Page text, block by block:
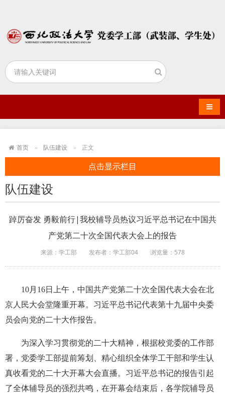
导航
首页 队伍建设 正文
点击显示栏目
队伍建设
踔厉奋发 勇毅前行|我校辅导员热议习近平总书记在中国共
产党第二十次全国代表大会上的报告
来源：学工部 发布者：学工部04 浏览量： 578
10月16日上午，中国共产党第二十次全国代表大会在北
京人民大会堂隆重开幕。习近平总书记代表第十九届中央委
员会向党的二十大作报告。
为深入学习贯彻党的二十大精神，根据校党委的工作部
署，党委学工部提前筹划、精心组织全体学工干部和学生认
真收看党的二十大开幕大会直播。习近平总书记的报告引起
了全体辅导员的强烈共鸣，在开幕会结束后，各学院辅导员